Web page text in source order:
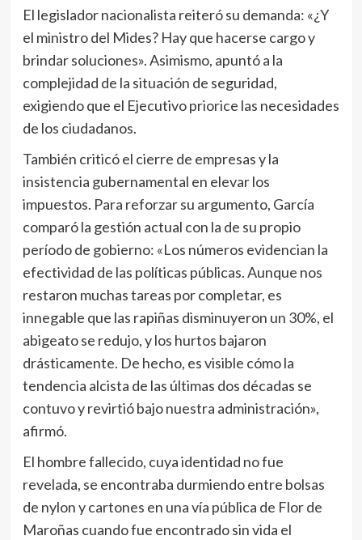
El legislador nacionalista reiteró su demanda: «¿Y
el ministro del Mides? Hay que hacerse cargo y
brindar soluciones». Asimismo, apuntó a la
complejidad de la situación de seguridad,
exigiendo que el Ejecutivo priorice las necesidades
de los ciudadanos.
También criticó el cierre de empresas y la
insistencia gubernamental en elevar los
impuestos. Para reforzar su argumento, García
comparó la gestión actual con la de su propio
período de gobierno: «Los números evidencian la
efectividad de las políticas públicas. Aunque nos
restaron muchas tareas por completar, es
innegable que las rapiñas disminuyeron un 30%, el
abigeato se redujo, y los hurtos bajaron
drásticamente. De hecho, es visible cómo la
tendencia alcista de las últimas dos décadas se
contuvo y revirtió bajo nuestra administración»,
afirmó.
El hombre fallecido, cuya identidad no fue
revelada, se encontraba durmiendo entre bolsas
de nylon y cartones en una vía pública de Flor de
Maroñas cuando fue encontrado sin vida el